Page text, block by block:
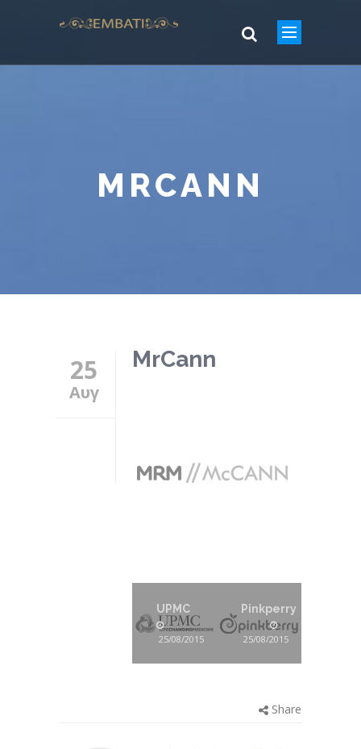
MRCANN
25
Αυγ
MrCann
UPMC
25/08/2015
Pinkperry
25/08/2015
Share